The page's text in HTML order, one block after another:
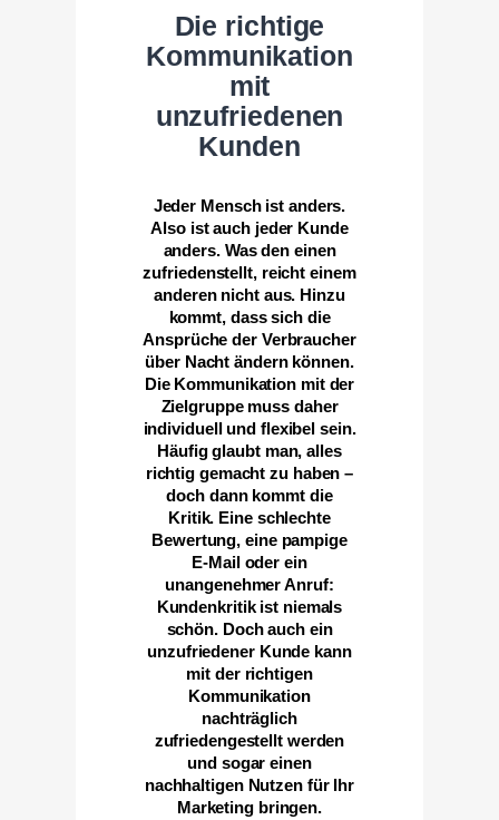
Die richtige
Kommunikation
mit
unzufriedenen
Kunden
Jeder Mensch ist anders.
Also ist auch jeder Kunde
anders. Was den einen
zufriedenstellt, reicht einem
anderen nicht aus. Hinzu
kommt, dass sich die
Ansprüche der Verbraucher
über Nacht ändern können.
Die Kommunikation mit der
Zielgruppe muss daher
individuell und flexibel sein.
Häufig glaubt man, alles
richtig gemacht zu haben –
doch dann kommt die
Kritik. Eine schlechte
Bewertung, eine pampige
E-Mail oder ein
unangenehmer Anruf:
Kundenkritik ist niemals
schön. Doch auch ein
unzufriedener Kunde kann
mit der richtigen
Kommunikation
nachträglich
zufriedengestellt werden
und sogar einen
nachhaltigen Nutzen für Ihr
Marketing bringen.